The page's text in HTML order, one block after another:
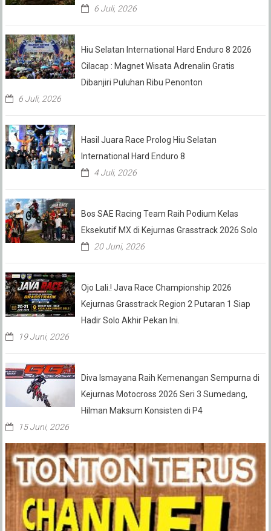
6 Juli, 2026
Hiu Selatan International Hard Enduro 8 2026
Cilacap : Magnet Wisata Adrenalin Gratis
Dibanjiri Puluhan Ribu Penonton
6 Juli, 2026
Hasil Juara Race Prolog Hiu Selatan
International Hard Enduro 8
4 Juli, 2026
Bos SAE Racing Team Raih Podium Kelas
Eksekutif MX di Kejurnas Grasstrack 2026 Solo
20 Juni, 2026
Ojo Lali.! Java Race Championship 2026
Kejurnas Grasstrack Region 2 Putaran 1 Siap
Hadir Solo Akhir Pekan Ini.
19 Juni, 2026
Diva Ismayana Raih Kemenangan Sempurna di
Kejurnas Motocross 2026 Seri 3 Sumedang,
Hilman Maksum Konsisten di P4
15 Juni, 2026